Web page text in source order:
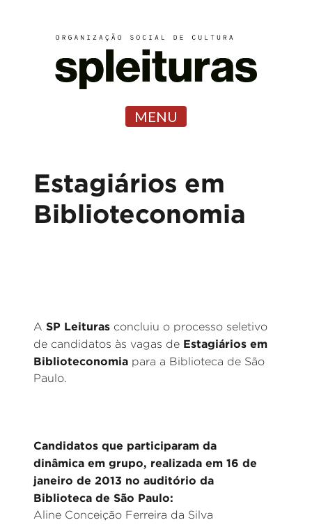
MENU
Estagiários em
Biblioteconomia
A SP Leituras concluiu o processo seletivo
de candidatos às vagas de Estagiários em
Biblioteconomia para a Biblioteca de São
Paulo.
Candidatos que participaram da
dinâmica em grupo, realizada em 16 de
janeiro de 2013 no auditório da
Biblioteca de São Paulo:
Aline Conceição Ferreira da Silva